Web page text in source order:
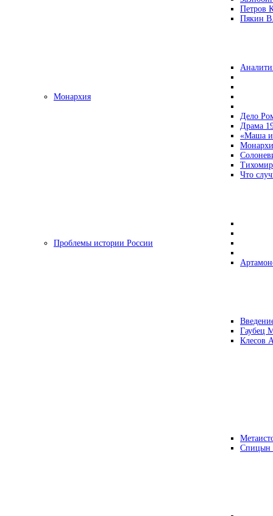
Петров
Пякин
Монархия
Дело
Драма
«Маша и
Что
Проблемы истории России
Гаубец
Клесов